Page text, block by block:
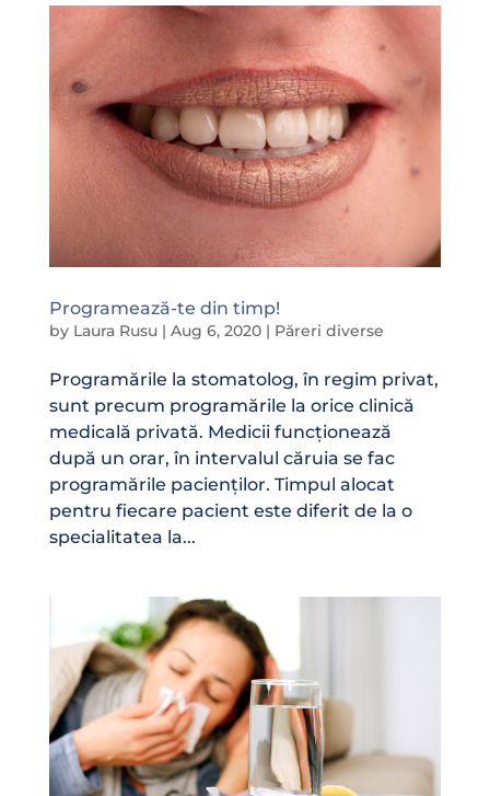
Programează-te din timp!
by Laura Rusu| Aug 6, 2020| Păreri diverse
Programările la stomatolog, în regim privat,
sunt precum programările la orice clinică
medicală privată. Medicii funcționează
după un orar, în intervalul căruia se fac
programările pacienților. Timpul alocat
pentru fiecare pacient este diferit de la o
specialitatea la...